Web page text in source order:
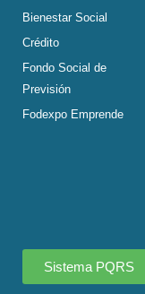
Bienestar Social
Crédito
Fondo Social de
Previsión
Fodexpo Emprende
Sistema PQRS